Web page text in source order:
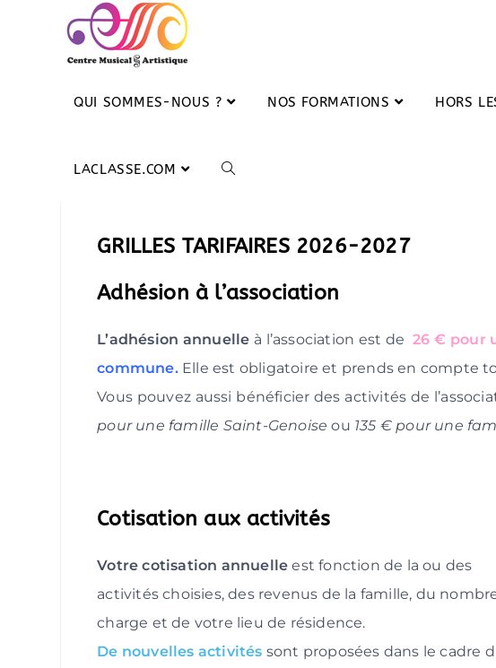
QUI SOMMES-NOUS ? NOS FORMATIONS HORS
LACLASSE.COM
GRILLES TARIFAIRES 2026-2027
Adhésion à l’association
L’adhésion annuelle à l’association est de 26 € pour
commune. Elle est obligatoire et prends en compte
Vous pouvez aussi bénéficier des activités de
pour une famille Saint-Genoise ou 135 € pour une
Cotisation aux activités
Votre cotisation annuelle est fonction de la ou des
activités choisies, des revenus de la famille, du
charge et de votre lieu de résidence.
De nouvelles activités sont proposées dans le cadre